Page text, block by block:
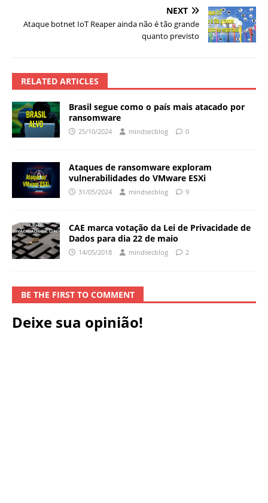
NEXT
Ataque botnet IoT Reaper ainda não é tão grande
quanto previsto
RELATED ARTICLES
Brasil segue como o país mais atacado por
ransomware
25/10/2024 mindsecblog 0
Ataques de ransomware exploram
vulnerabilidades do VMware ESXi
31/05/2024 mindsecblog 9
CAE marca votação da Lei de Privacidade de
Dados para dia 22 de maio
14/05/2018 mindsecblog 2
BE THE FIRST TO COMMENT
Deixe sua opinião!